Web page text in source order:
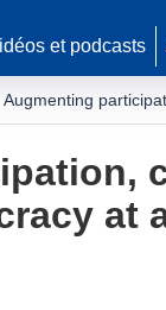
et podcasts
Augmenting
at